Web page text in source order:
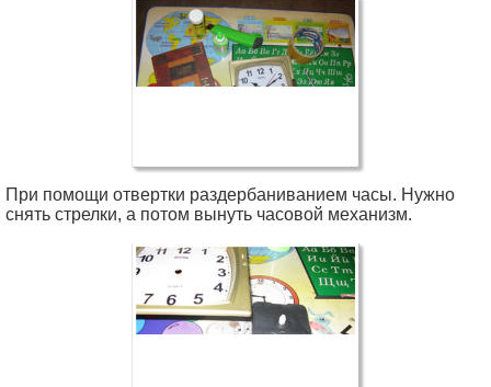
При помощи отвертки раздербаниванием часы. Нужно
снять стрелки, а потом вынуть часовой механизм.